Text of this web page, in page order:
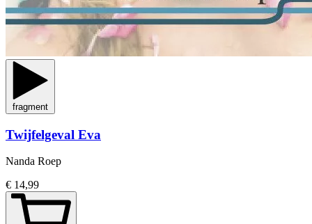
fragment
Twijfelgeval Eva
Nanda Roep
€ 14,99